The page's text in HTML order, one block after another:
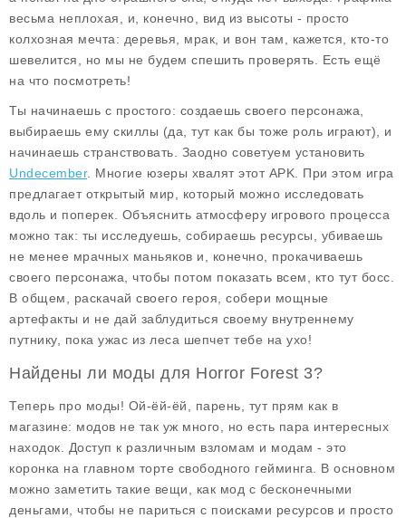
весьма неплохая, и, конечно, вид из высоты - просто
колхозная мечта: деревья, мрак, и вон там, кажется, кто-то
шевелится, но мы не будем спешить проверять. Есть ещё
на что посмотреть!
Ты начинаешь с простого: создаешь своего персонажа,
выбираешь ему скиллы (да, тут как бы тоже роль играют), и
начинаешь странствовать. Заодно советуем установить
Undecember. Многие юзеры хвалят этот APK. При этом игра
предлагает открытый мир, который можно исследовать
вдоль и поперек. Объяснить атмосферу игрового процесса
можно так: ты исследуешь, собираешь ресурсы, убиваешь
не менее мрачных маньяков и, конечно, прокачиваешь
своего персонажа, чтобы потом показать всем, кто тут босс.
В общем, раскачай своего героя, собери мощные
артефакты и не дай заблудиться своему внутреннему
путнику, пока ужас из леса шепчет тебе на ухо!
Найдены ли моды для Horror Forest 3?
Теперь про моды! Ой-ёй-ёй, парень, тут прям как в
магазине: модов не так уж много, но есть пара интересных
находок. Доступ к различным взломам и модам - это
коронка на главном торте свободного гейминга. В основном
можно заметить такие вещи, как мод с бесконечными
деньгами , чтобы не париться с поисками ресурсов и просто